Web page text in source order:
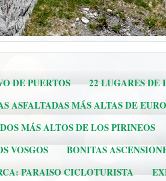
DE PUERTOS
22 LUGARES DE
ASFALTADAS MÁS ALTAS DE
MÁS ALTOS DE LOS PIRINEOS
VOSGOS
BONITAS
PARAISO CICLOTURISTA